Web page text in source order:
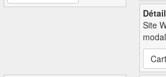
Site